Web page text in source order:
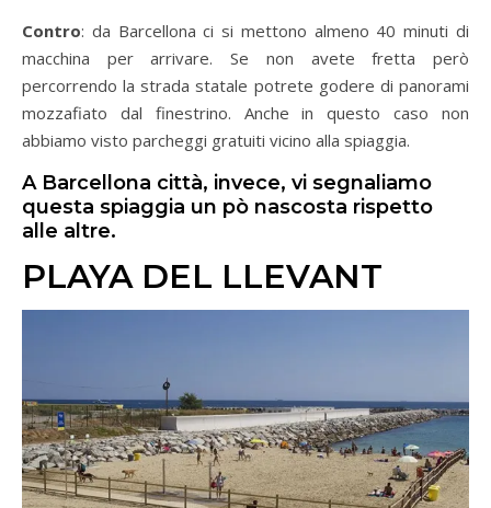
Contro: da Barcellona ci si mettono almeno 40 minuti di
macchina per arrivare. Se non avete fretta però
percorrendo la strada statale potrete godere di panorami
mozzafiato dal finestrino. Anche in questo caso non
abbiamo visto parcheggi gratuiti vicino alla spiaggia.
A Barcellona città, invece, vi segnaliamo
questa spiaggia un pò nascosta rispetto
alle altre.
PLAYA DEL LLEVANT